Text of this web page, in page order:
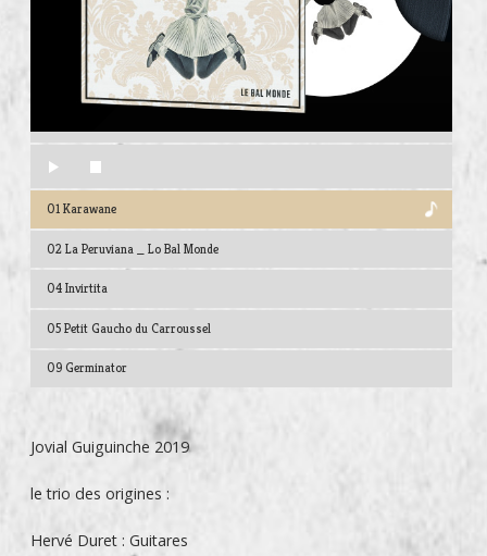
01 Karawane
02 La Peruviana _ Lo Bal Monde
04 Invirtita
05 Petit Gaucho du Carroussel
09 Germinator
Jovial Guiguinche 2019
le trio des origines :
Hervé Duret : Guitares